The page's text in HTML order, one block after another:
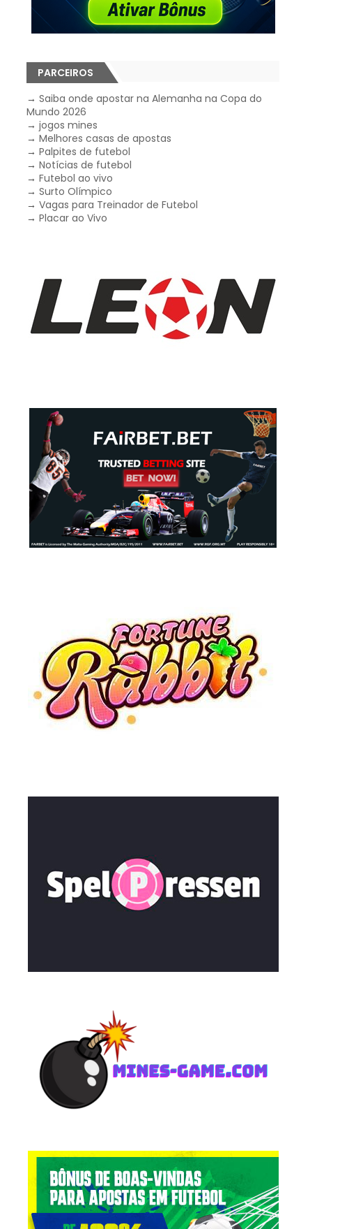
PARCEIROS
→Saiba onde apostar na Alemanha na Copa do
Mundo 2026
→jogos mines
→Melhores casas de apostas
→Palpites de futebol
→Notícias de futebol
→Futebol ao vivo
→Surto Olímpico
→Vagas para Treinador de Futebol
→Placar ao Vivo